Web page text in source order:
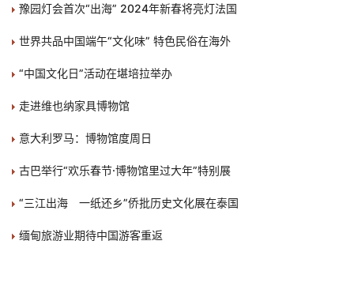
豫园灯会首次“出海” 2024年新春将亮灯法国
世界共品中国端午“文化味” 特色民俗在海外
“中国文化日”活动在堪培拉举办
走进维也纳家具博物馆
意大利罗马：博物馆度周日
古巴举行“欢乐春节·博物馆里过大年”特别展
“三江出海 一纸还乡”侨批历史文化展在泰国
缅甸旅游业期待中国游客重返